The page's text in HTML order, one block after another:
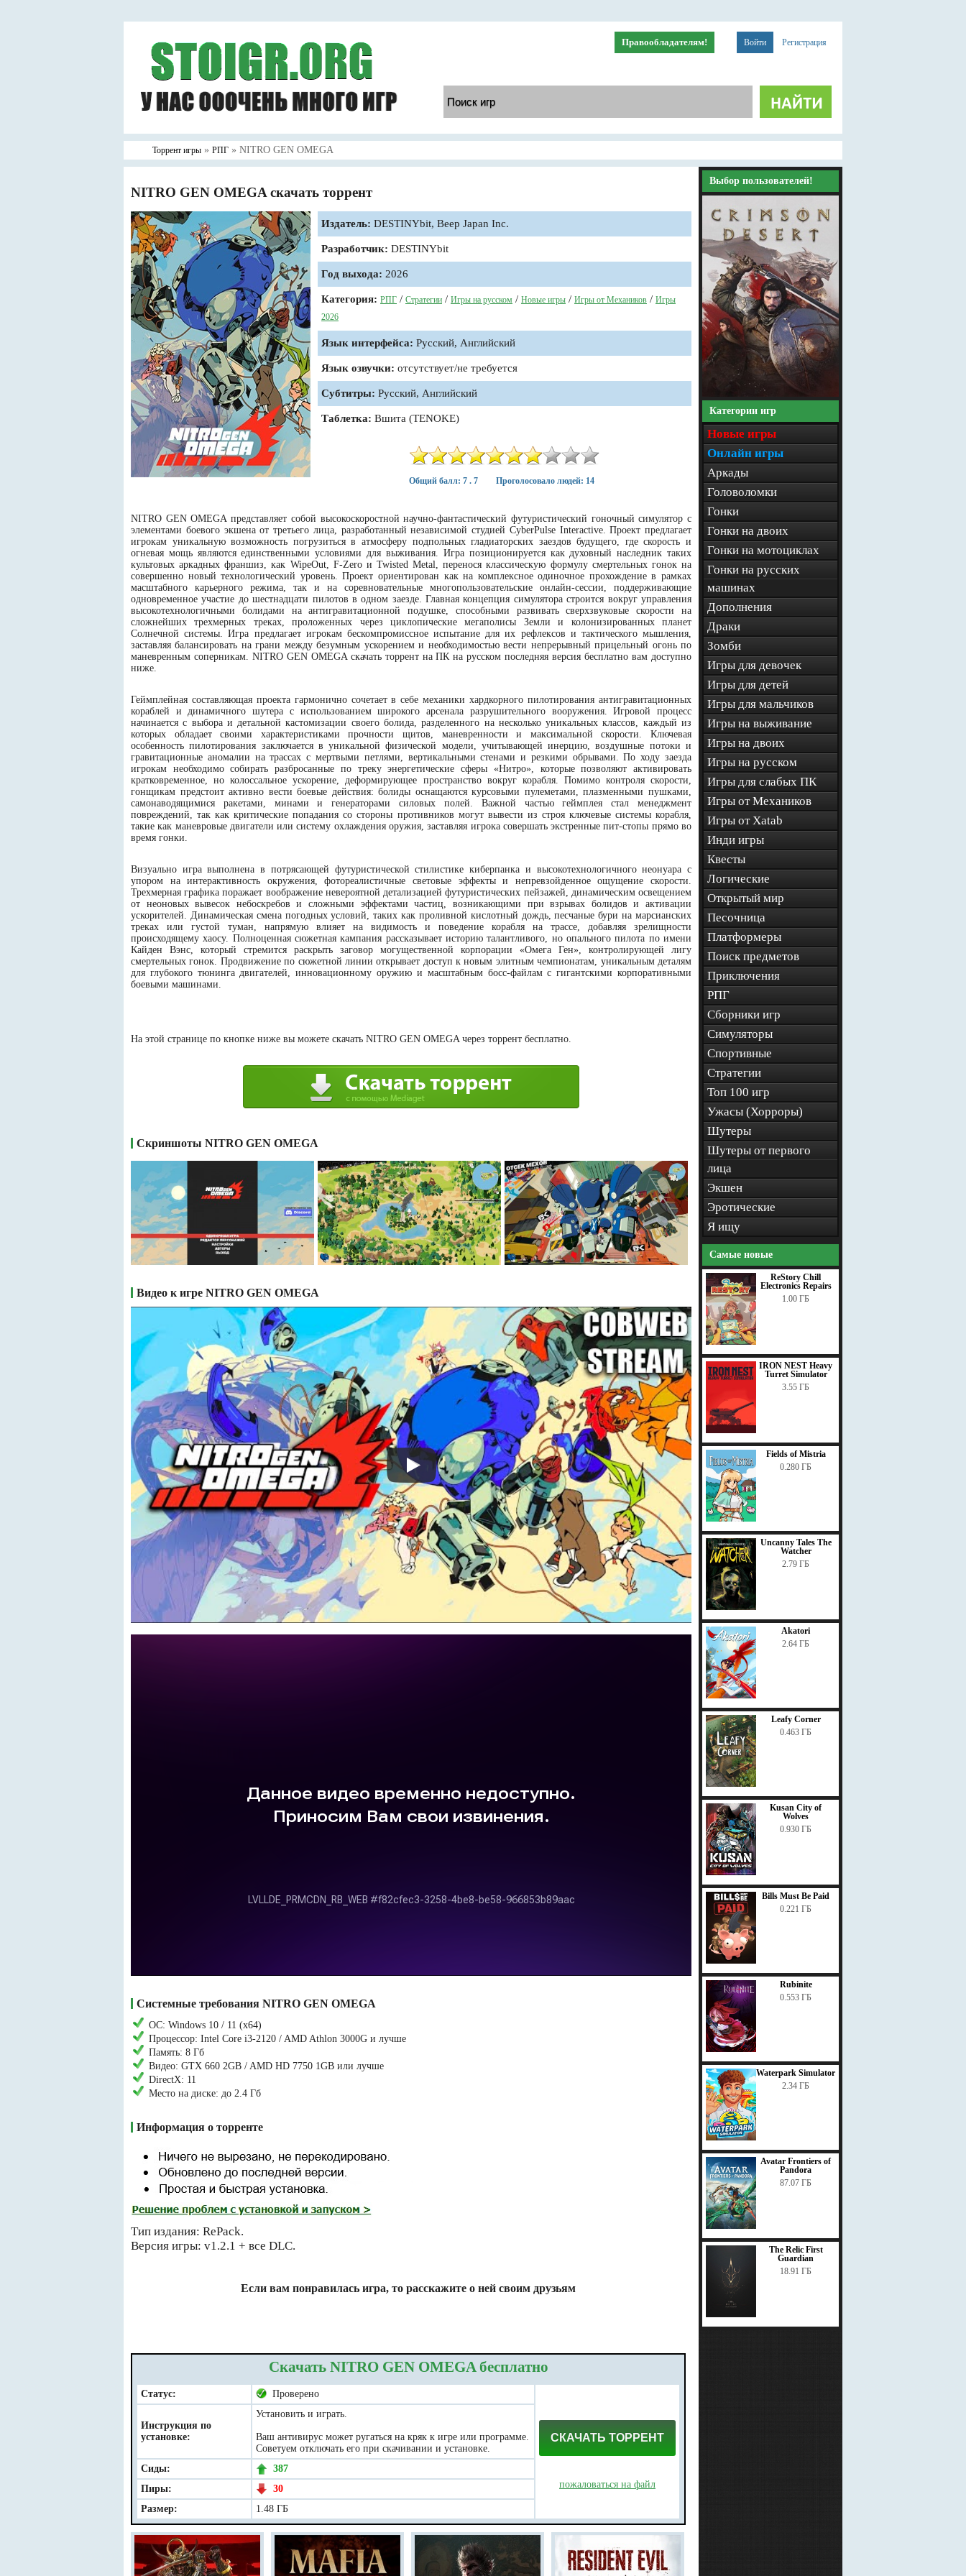
Войти Регистрация
Правообладателям!
Торрент игры » РПГ » NITRO GEN OMEGA
NITRO GEN OMEGA скачать торрент
Издатель: DESTINYbit, Beep Japan Inc.
Разработчик: DESTINYbit
Год выхода: 2026
Категория: РПГ / Стратегии / Игры на русском / Новые игры / Игры от Механиков / Игры
2026
Язык интерфейса: Русский, Английский
Язык озвучки: отсутствует/не требуется
Субтитры: Русский, Английский
Таблетка: Вшита (TENOKE)
Общий балл: 7 . 7 Проголосовало людей: 14
NITRO GEN OMEGA представляет собой высокоскоростной научно-фантастический футуристический гоночный симулятор с
элементами боевого экшена от третьего лица, разработанный независимой студией CyberPulse Interactive. Проект предлагает
игрокам уникальную возможность погрузиться в атмосферу подпольных гладиаторских заездов будущего, где скорость и
огневая мощь являются единственными условиями для выживания. Игра позиционируется как духовный наследник таких
культовых аркадных франшиз, как WipeOut, F-Zero и Twisted Metal, перенося классическую формулу смертельных гонок на
совершенно новый технологический уровень. Проект ориентирован как на комплексное одиночное прохождение в рамках
масштабного карьерного режима, так и на соревновательные многопользовательские онлайн-сессии, поддерживающие
одновременное участие до шестнадцати пилотов в одном заезде. Главная концепция симулятора строится вокруг управления
высокотехнологичными болидами на антигравитационной подушке, способными развивать сверхзвуковые скорости на
сложнейших трехмерных треках, проложенных через циклопические мегаполисы Земли и колонизированных планет
Солнечной системы. Игра предлагает игрокам бескомпромиссное испытание для их рефлексов и тактического мышления,
заставляя балансировать на грани между безумным ускорением и необходимостью вести непрерывный прицельный огонь по
маневренным соперникам. NITRO GEN OMEGA скачать торрент на ПК на русском последняя версия бесплатно вам доступно
ниже.
Геймплейная составляющая проекта гармонично сочетает в себе механики хардкорного пилотирования антигравитационных
кораблей и динамичного шутера с использованием широкого арсенала разрушительного вооружения. Игровой процесс
начинается с выбора и детальной кастомизации своего болида, разделенного на несколько уникальных классов, каждый из
которых обладает своими характеристиками прочности щитов, маневренности и максимальной скорости. Ключевая
особенность пилотирования заключается в уникальной физической модели, учитывающей инерцию, воздушные потоки и
гравитационные аномалии на трассах с мертвыми петлями, вертикальными стенами и резкими обрывами. По ходу заезда
игрокам необходимо собирать разбросанные по треку энергетические сферы «Нитро», которые позволяют активировать
кратковременное, но колоссальное ускорение, деформирующее пространство вокруг корабля. Помимо контроля скорости,
гонщикам предстоит активно вести боевые действия: болиды оснащаются курсовыми пулеметами, плазменными пушками,
самонаводящимися ракетами, минами и генераторами силовых полей. Важной частью геймплея стал менеджмент
повреждений, так как критические попадания со стороны противников могут вывести из строя ключевые системы корабля,
такие как маневровые двигатели или систему охлаждения оружия, заставляя игрока совершать экстренные пит-стопы прямо во
время гонки.
Визуально игра выполнена в потрясающей футуристической стилистике киберпанка и высокотехнологичного неонуара с
упором на интерактивность окружения, фотореалистичные световые эффекты и непревзойденное ощущение скорости.
Трехмерная графика поражает воображение невероятной детализацией футуристических пейзажей, динамическим освещением
от неоновых вывесок небоскребов и сложными эффектами частиц, возникающими при взрывах болидов и активации
ускорителей. Динамическая смена погодных условий, таких как проливной кислотный дождь, песчаные бури на марсианских
треках или густой туман, напрямую влияет на видимость и поведение корабля на трассе, добавляя зрелищности
происходящему хаосу. Полноценная сюжетная кампания рассказывает историю талантливого, но опального пилота по имени
Кайден Вэнс, который стремится раскрыть заговор могущественной корпорации «Омега Ген», контролирующей лигу
смертельных гонок. Продвижение по сюжетной линии открывает доступ к новым элитным чемпионатам, уникальным деталям
для глубокого тюнинга двигателей, инновационному оружию и масштабным босс-файлам с гигантскими корпоративными
боевыми машинами.
На этой странице по кнопке ниже вы можете скачать NITRO GEN OMEGA через торрент бесплатно.
Скриншоты NITRO GEN OMEGA
Видео к игре NITRO GEN OMEGA
Системные требования NITRO GEN OMEGA
ОС: Windows 10 / 11 (x64)
Процессор: Intel Core i3-2120 / AMD Athlon 3000G и лучше
Память: 8 Гб
Видео: GTX 660 2GB / AMD HD 7750 1GB или лучше
DirectX: 11
Место на диске: до 2.4 Гб
Информация о торренте
Тип издания: RePack.
Версия игры: v1.2.1 + все DLC.
Если вам понравилась игра, то расскажите о ней своим друзьям
Скачать NITRO GEN OMEGA бесплатно
Статус: Проверено
СКАЧАТЬ ТОРРЕНТ
пожаловаться на файл
Инструкция по
установке:
Установить и играть.
Ваш антивирус может ругаться на кряк к игре или программе.
Советуем отключать его при скачивании и установке.
Сиды:
387
Пиры:
30
Размер:
1.48 ГБ
Выбор пользователей!
Категории игр
Новые игры
Онлайн игры
Аркады
Головоломки
Гонки
Гонки на двоих
Гонки на мотоциклах
Гонки на русских
машинах
Дополнения
Драки
Зомби
Игры для девочек
Игры для детей
Игры для мальчиков
Игры на выживание
Игры на двоих
Игры на русском
Игры для слабых ПК
Игры от Механиков
Игры от Xatab
Инди игры
Квесты
Логические
Открытый мир
Песочница
Платформеры
Поиск предметов
Приключения
РПГ
Сборники игр
Симуляторы
Спортивные
Стратегии
Топ 100 игр
Ужасы (Хорроры)
Шутеры
Шутеры от первого
лица
Экшен
Эротические
Я ищу
Самые новые
ReStory Chill
Electronics Repairs
1.00 ГБ
IRON NEST Heavy
Turret Simulator
3.55 ГБ
Fields of Mistria
0.280 ГБ
Uncanny Tales The
Watcher
2.79 ГБ
Akatori
2.64 ГБ
Leafy Corner
0.463 ГБ
Kusan City of
Wolves
0.930 ГБ
Bills Must Be Paid
0.221 ГБ
Rubinite
0.553 ГБ
Waterpark Simulator
2.34 ГБ
Avatar Frontiers of
Pandora
87.07 ГБ
The Relic First
Guardian
18.91 ГБ